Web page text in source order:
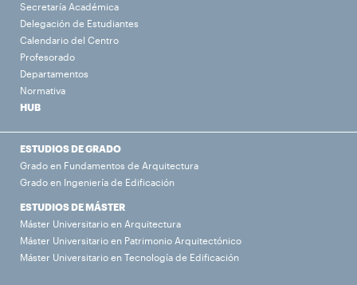
Secretaría Académica
Delegación de Estudiantes
Calendario del Centro
Profesorado
Departamentos
Normativa
HUB
ESTUDIOS DE GRADO
Grado en Fundamentos de Arquitectura
Grado en Ingeniería de Edificación
ESTUDIOS DE MÁSTER
Máster Universitario en Arquitectura
Máster Universitario en Patrimonio Arquitectónico
Máster Universitario en Tecnología de Edificación